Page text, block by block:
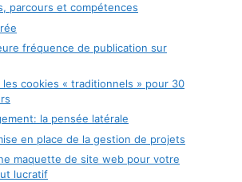
parcours et compétences
fréquence de publication sur
cookies « traditionnels » pour 30
la pensée latérale
en place de la gestion de projets
maquette de site web pour votre
lucratif